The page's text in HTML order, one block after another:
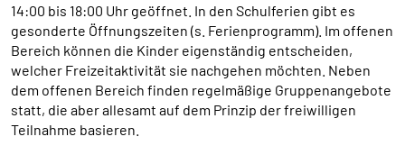
14:00 bis 18:00 Uhr geöffnet. In den Schulferien gibt es
gesonderte Öffnungszeiten (s. Ferienprogramm). Im offenen
Bereich können die Kinder eigenständig entscheiden,
welcher Freizeitaktivität sie nachgehen möchten. Neben
dem offenen Bereich finden regelmäßige Gruppenangebote
statt, die aber allesamt auf dem Prinzip der freiwilligen
Teilnahme basieren.
im Spendenformular, Abwicklung der Spende mit
HelpDirect.
Je nach Cookie 6 Monate bis 2 Jahre